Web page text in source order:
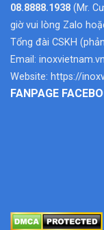
08.8888.1938 (Mr.
giờ vui lòng Zalo
Tổng đài CSKH
Email:
Website: https://
FANPAGE